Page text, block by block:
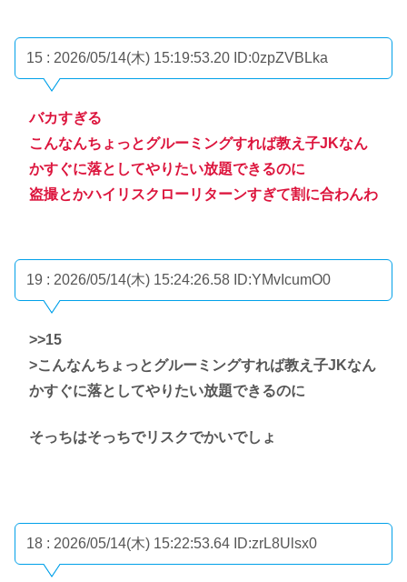
15 : 2026/05/14(木) 15:19:53.20 ID:0zpZVBLka
バカすぎる
こんなんちょっとグルーミングすれば教え子JKなん
かすぐに落としてやりたい放題できるのに
盗撮とかハイリスクローリターンすぎて割に合わんわ
19 : 2026/05/14(木) 15:24:26.58 ID:YMvIcumO0
>>15
>こんなんちょっとグルーミングすれば教え子JKなん
かすぐに落としてやりたい放題できるのに
そっちはそっちでリスクでかいでしょ
18 : 2026/05/14(木) 15:22:53.64 ID:zrL8Ulsx0